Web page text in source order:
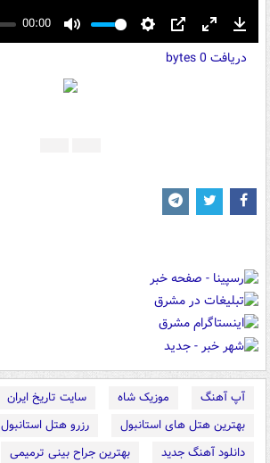
00:00
Mute Settings
PIP Enter
fullscreen
دریافت 0 bytes
آپ آهنگ موزیک شاه
سایت تاریخ ایران
بهترین هتل های استانبول
رزرو هتل استانبول
دانلود آهنگ جدید
بهترین جراح بینی ترمیمی